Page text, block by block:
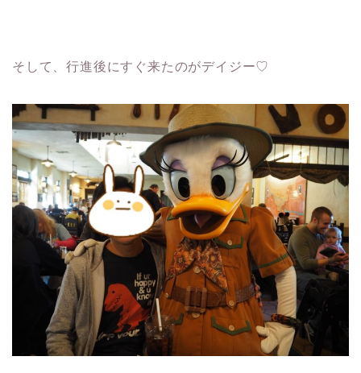
そして、行進後にすぐ来たのがデイジー♡